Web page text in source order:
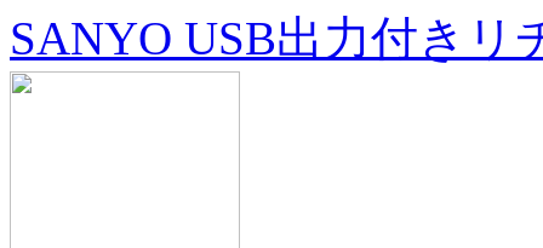
SANYO USB出力付き